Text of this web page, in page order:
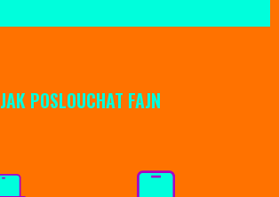
JAK POSLOUCHAT FAJN